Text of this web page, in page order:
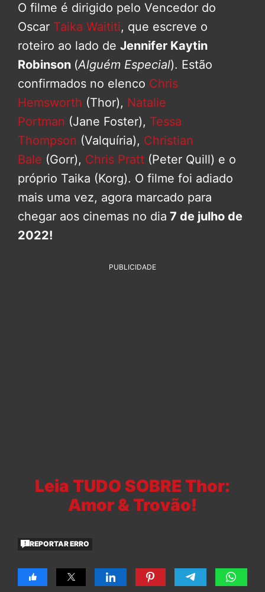
O filme é dirigido pelo Vencedor do
Oscar Taika Waititi, que escreve o
roteiro ao lado de Jennifer Kaytin
Robinson (Alguém Especial). Estão
confirmados no elenco Chris
Hemsworth (Thor), Natalie
Portman (Jane Foster), Tessa
Thompson (Valquíria), Christian
Bale (Gorr), Chris Pratt (Peter Quill) e o
próprio Taika (Korg). O filme foi adiado
mais uma vez, agora marcado para
chegar aos cinemas no dia 7 de julho de
2022!
PUBLICIDADE
Leia TUDO SOBRE Thor:
Amor & Trovão!
REPORTAR ERRO